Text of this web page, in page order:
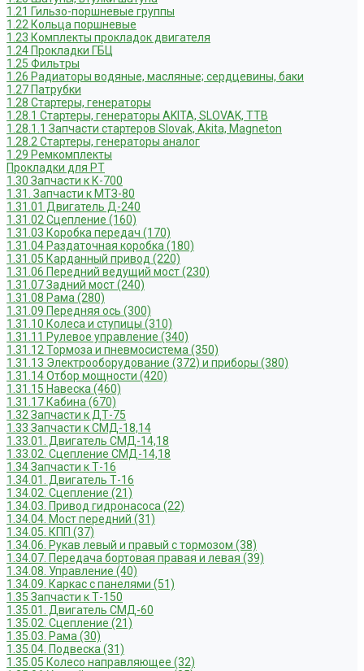
1.21 Гильзо-поршневые группы
1.22 Кольца поршневые
1.23 Комплекты прокладок двигателя
1.24 Прокладки ГБЦ
1.25 Фильтры
1.26 Радиаторы водяные, масляные; сердцевины, баки
1.27 Патрубки
1.28 Стартеры, генераторы
1.28.1 Стартеры, генераторы AKITA, SLOVAK, ТТВ
1.28.1.1 Запчасти стартеров Slovak, Akita, Magneton
1.28.2 Стартеры, генераторы аналог
1.29 Ремкомплекты
Прокладки для РТ
1.30 Запчасти к К-700
1.31. Запчасти к МТЗ-80
1.31.01 Двигатель Д-240
1.31.02 Сцепление (160)
1.31.03 Коробка передач (170)
1.31.04 Раздаточная коробка (180)
1.31.05 Карданный привод (220)
1.31.06 Передний ведущий мост (230)
1.31.07 Задний мост (240)
1.31.08 Рама (280)
1.31.09 Передняя ось (300)
1.31.10 Колеса и ступицы (310)
1.31.11 Рулевое управление (340)
1.31.12 Тормоза и пневмосистема (350)
1.31.13 Электрооборудование (372) и приборы (380)
1.31.14 Отбор мощности (420)
1.31.15 Навеска (460)
1.31.17 Кабина (670)
1.32 Запчасти к ДТ-75
1.33 Запчасти к СМД-18,14
1.33.01. Двигатель СМД-14,18
1.33.02. Сцепление СМД-14,18
1.34 Запчасти к Т-16
1.34.01. Двигатель Т-16
1.34.02. Сцепление (21)
1.34.03. Привод гидронасоса (22)
1.34.04. Мост передний (31)
1.34.05. КПП (37)
1.34.06. Рукав левый и правый с тормозом (38)
1.34.07. Передача бортовая правая и левая (39)
1.34.08. Управление (40)
1.34.09. Каркас с панелями (51)
1.35 Запчасти к Т-150
1.35.01. Двигатель СМД-60
1.35.02. Сцепление (21)
1.35.03. Рама (30)
1.35.04. Подвеска (31)
1.35.05 Колесо направляющее (32)